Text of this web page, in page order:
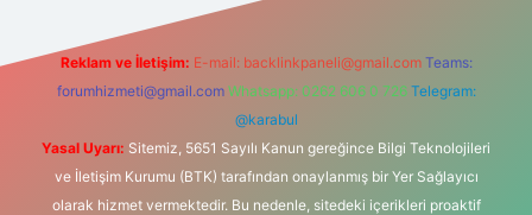
Reklam ve İletişim: E-mail: backlinkpaneli@gmail.com Teams:
forumhizmeti@gmail.com Whatsapp: 0262 606 0 726 Telegram:
@karabul
Yasal Uyarı: Sitemiz, 5651 Sayılı Kanun gereğince Bilgi Teknolojileri
ve İletişim Kurumu (BTK) tarafından onaylanmış bir Yer Sağlayıcı
olarak hizmet vermektedir. Bu nedenle, sitedeki içerikleri proaktif